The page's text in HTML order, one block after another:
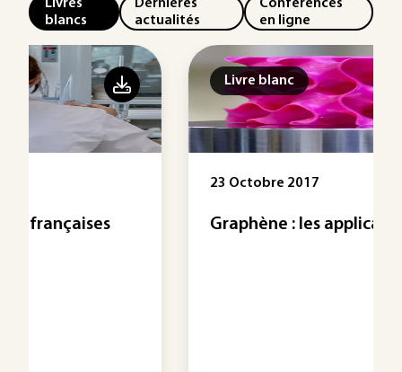
Livres
blancs
Dernières
actualités
Conférences
en ligne
Livre blanc
Graphène : les applications futures